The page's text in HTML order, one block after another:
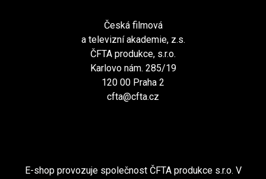
Česká filmová
a televizní akademie, z.s.
ČFTA produkce, s.r.o.
Karlovo nám. 285/19
120 00 Praha 2
cfta@cfta.cz
E-shop provozuje společnost ČFTA produkce s.r.o. V